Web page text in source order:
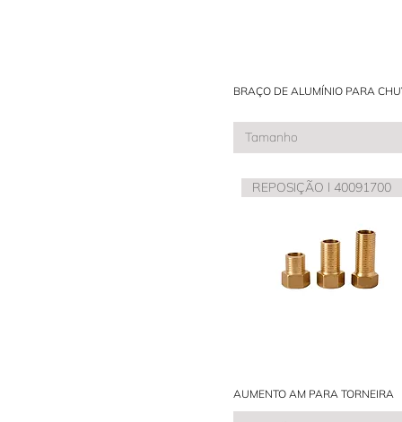
BRAÇO DE ALUMÍNIO PARA
Tamanho
REPOSIÇÃO l 40091700
AUMENTO AM PARA TORNEIRA